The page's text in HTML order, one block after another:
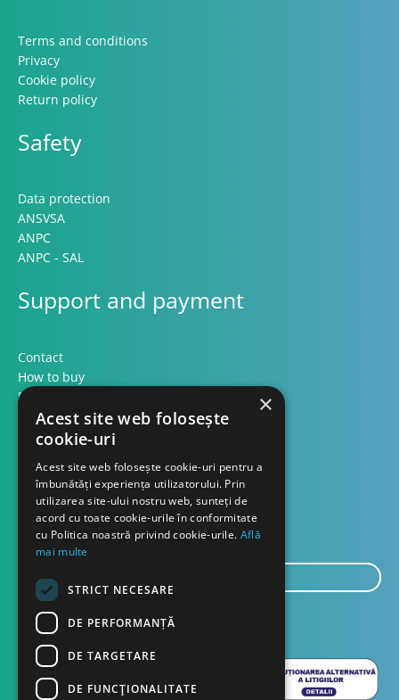
Terms and conditions
Privacy
Cookie policy
Return policy
Safety
Data protection
ANSVSA
ANPC
ANPC - SAL
Support and payment
Contact
How to buy
Methods of payment
Formular retur
Contact
About us
Blog
mail...
SEND
×
Acest site web folosește
cookie-uri
Acest site web folosește cookie-uri pentru a
îmbunătăți experiența utilizatorului. Prin
utilizarea site-ului nostru web, sunteți de
acord cu toate cookie-urile în conformitate
cu Politica noastră privind cookie-urile. Află
mai multe
STRICT NECESARE
DE PERFORMANȚĂ
DE TARGETARE
DE FUNCŢIONALITATE